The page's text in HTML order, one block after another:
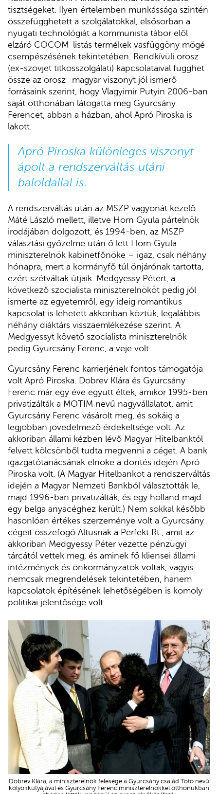
tisztségeket. Ilyen értelemben munkássága szintén
összefügghetett a szolgálatokkal, elsősorban a
nyugati technológiát a kommunista tábor elől
elzáró COCOM-listás termékek vasfüggöny mögé
csempészésének tekintetében. Rendkívüli orosz
(ex-szovjet titkosszolgálati) kapcsolataival függhet
össze az orosz–magyar viszonyt jól ismerő
forrásaink szerint, hogy Vlagyimir Putyin 2006-ban
saját otthonában látogatta meg Gyurcsány
Ferencet, abban a házban, ahol Apró Piroska is
lakott.
Apró Piroska különleges viszonyt
ápolt a rendszerváltás utáni
baloldallal is.
A rendszerváltás után az MSZP vagyonát kezelő
Máté László mellett, illetve Horn Gyula pártelnök
irodájában dolgozott, és 1994-ben, az MSZP
választási győzelme után ő lett Horn Gyula
miniszterelnök kabinetfőnöke – igaz, csak néhány
hónapra, mert a kormányfő túl önjárónak tartotta,
ezért szétváltak útjaik. Medgyessy Pétert, a
következő szocialista miniszterelnököt pedig jól
ismerte az egyetemről, egy ideig romantikus
kapcsolat is lehetett akkoriban köztük, legalábbis
néhány diáktárs visszaemlékezése szerint. A
Medgyessyt követő szocialista miniszterelnök
pedig Gyurcsány Ferenc, a veje volt.
Gyurcsány Ferenc karrierjének fontos támogatója
volt Apró Piroska. Dobrev Klára és Gyurcsány
Ferenc már egy éve együtt éltek, amikor 1995-ben
privatizálták a MOTIM nevű nagyvállalatot, amit
Gyurcsány Ferenc vásárolt meg, és sokáig a
legjobban jövedelmező érdekeltsége volt. Az
akkoriban állami kézben lévő Magyar Hitelbanktól
felvett kölcsönből tudta megvenni a céget. A bank
igazgatótanácsának elnöke a döntés idején Apró
Piroska volt. (A Magyar Hitelbankot a rendszerváltás
idején a Magyar Nemzeti Bankból választották le,
majd 1996-ban privatizálták, és egy holland majd
egy belga anyacéghez került.) Nem sokkal később
hasonlóan értékes szerzeménye volt a Gyurcsány
cégeit összefogó Altusnak a Perfekt Rt., amit az
akkoriban Medgyessy Péter vezette pénzügyi
tárcától vettek meg, és aminek fő kliensei állami
intézmények és önkormányzatok voltak, vagyis
nemcsak megrendelések tekintetében, hanem
kapcsolatok építésének lehetőségében is komoly
politikai jelentősége volt.
Dobrev Klára, a miniszterelnök felesége a Gyurcsány család Totó nevű
kölyökkutyájával és Gyurcsány Ferenc miniszterelnökkel otthonukban